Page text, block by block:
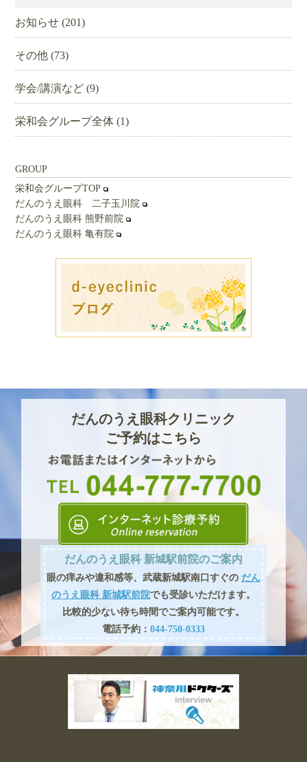
ブ
お知らせ (201)
その他 (73)
学会/講演など (9)
栄和会グループ全体 (1)
GROUP
栄和会グループTOP
だんのうえ眼科 二子玉川院
だんのうえ眼科 熊野前院
だんのうえ眼科 亀有院
だんのうえ眼科クリニック
ご予約はこちら
だんのうえ眼科 新城駅前院のご案内
眼の痒みや違和感等、武蔵新城駅南口すぐの だん
のうえ眼科 新城駅前院でも受診いただけます。
比較的少ない待ち時間でご案内可能です。
電話予約： 044-750-0333